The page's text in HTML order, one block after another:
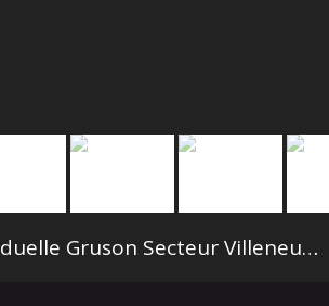
Maison individuelle Gruson Secteur Villeneuve d'Ascq